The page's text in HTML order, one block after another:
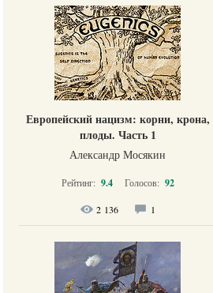
Европейский нацизм: корни, крона,
плоды. Часть 1
Александр Мосякин
Рейтинг: 9.4 Голосов: 92
2 136 1